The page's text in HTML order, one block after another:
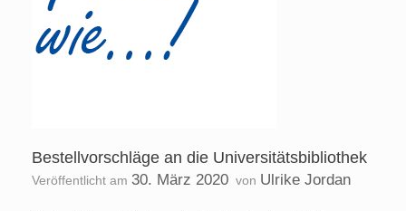
Bestellvorschläge an die Universitätsbibliothek
Veröffentlicht am 30. März 2020 von Ulrike Jordan